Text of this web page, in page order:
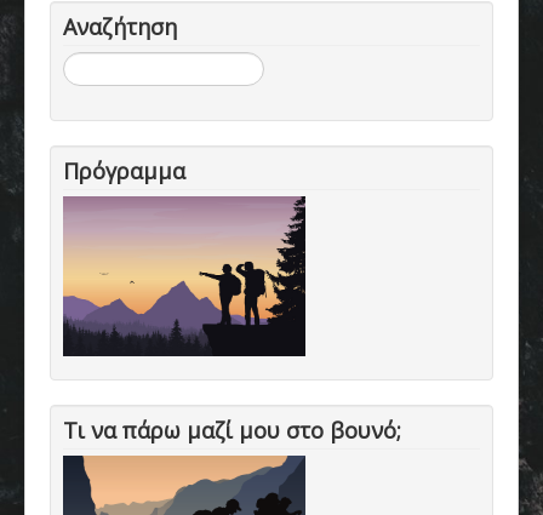
Αναζήτηση
Αναζήτηση...
Πρόγραμμα
Τι να πάρω μαζί μου στο βουνό;